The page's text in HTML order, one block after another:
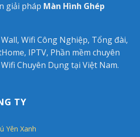
giải pháp Màn Hình Ghép
Wifi Công Nghiệp, Tổng đài,
IPTV, Phần mềm chuyên
Chuyên Dụng tại Việt Nam.
TY
Yên Xanh